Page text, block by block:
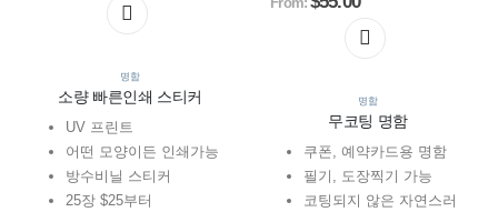
This
product
multiple
variants.
The
options
may
be
This
product
multiple
variants.
The
options
may
be
명함
소량 빠른인쇄 스티커
UV 프린트
어떤 모양이든 인쇄가능
방수비닐 스티커
25장 $25부터
This
product
multiple
variants.
The
options
may
This
product
multiple
variants.
The
options
may
명함
무코팅 명함
쿠폰, 예약카드용 명함
필기, 도장찍기 가능
코팅되지 않은 자연스러